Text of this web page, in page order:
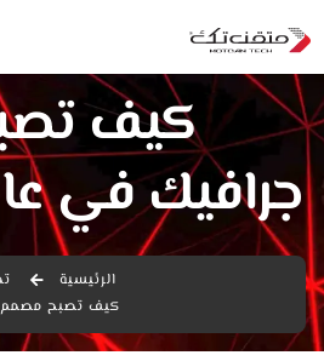
كيف
جرافيك في عام
الرئيسية
كيف تصبح مصمم